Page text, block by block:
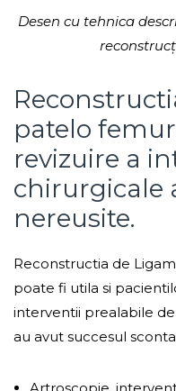
Desen cu tehnica
patelo
revizuire a
chirurgicale
nereusite.
Reconstructia de
poate fi utila si
interventii prealabile
au avut succesul
Artroscopie,